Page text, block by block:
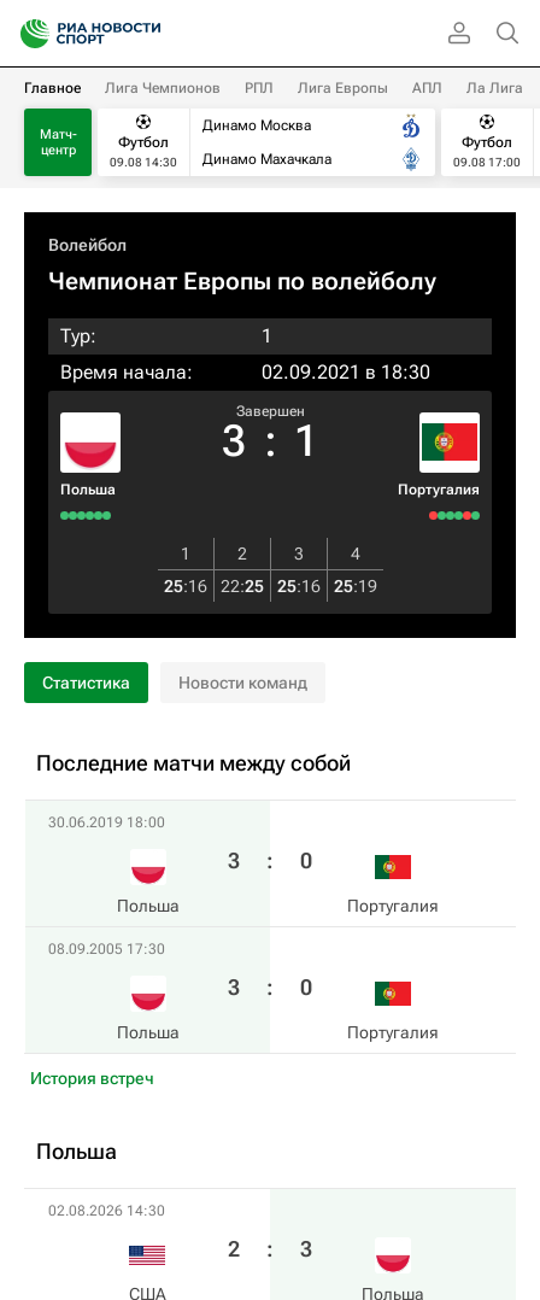
Главное Лига Чемпионов РПЛ Лига Европы АПЛ Ла Лига
Матч-
центр
Футбол
09.08 14:30
Динамо Москва
Динамо Махачкала
Футбол
09.08 17:00
Волейбол
Чемпионат Европы по волейболу
Тур:
1
Время начала:
02.09.2021 в 18:30
Польша
Завершен
3 : 1
Португалия
1 2 3
4
25:16 22:25 25:16 25:19
Статистика Новости команд
Последние матчи между собой
30.06.2019 18:00
Польша
3 : 0
Португалия
08.09.2005 17:30
Польша
3 : 0
Португалия
История встреч
Польша
02.08.2026 14:30
США
2 : 3
Польша